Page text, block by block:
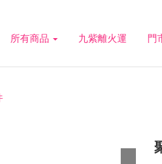
所有商品 九紫離火運 門